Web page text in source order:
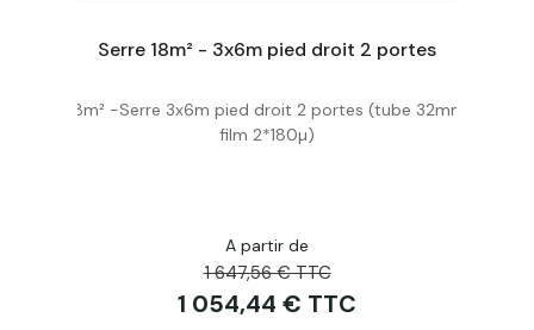
Acheter
Serre 18m² - 3x6m pied droit 2 portes
18m² -Serre 3x6m pied droit 2 portes (tube 32mm
film 2*180µ)
A partir de
1 647,56 € TTC
1 054,44 € TTC